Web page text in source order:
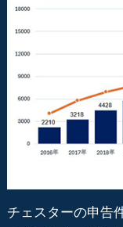
チェスターの申告